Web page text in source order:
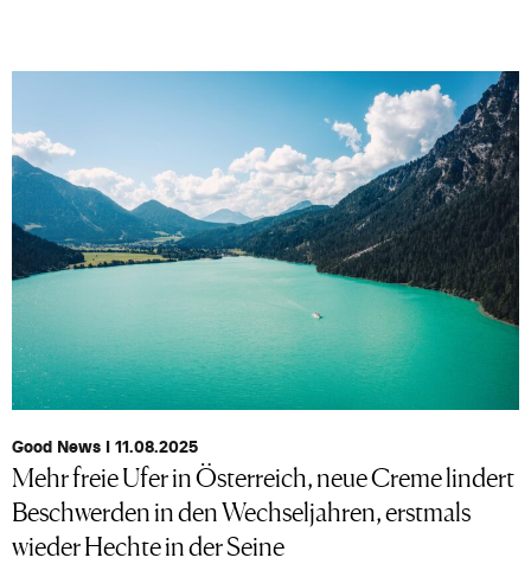
Good News I 11.08.2025
Mehr freie Ufer in Österreich, neue Creme lindert
Beschwerden in den Wechseljahren, erstmals
wieder Hechte in der Seine